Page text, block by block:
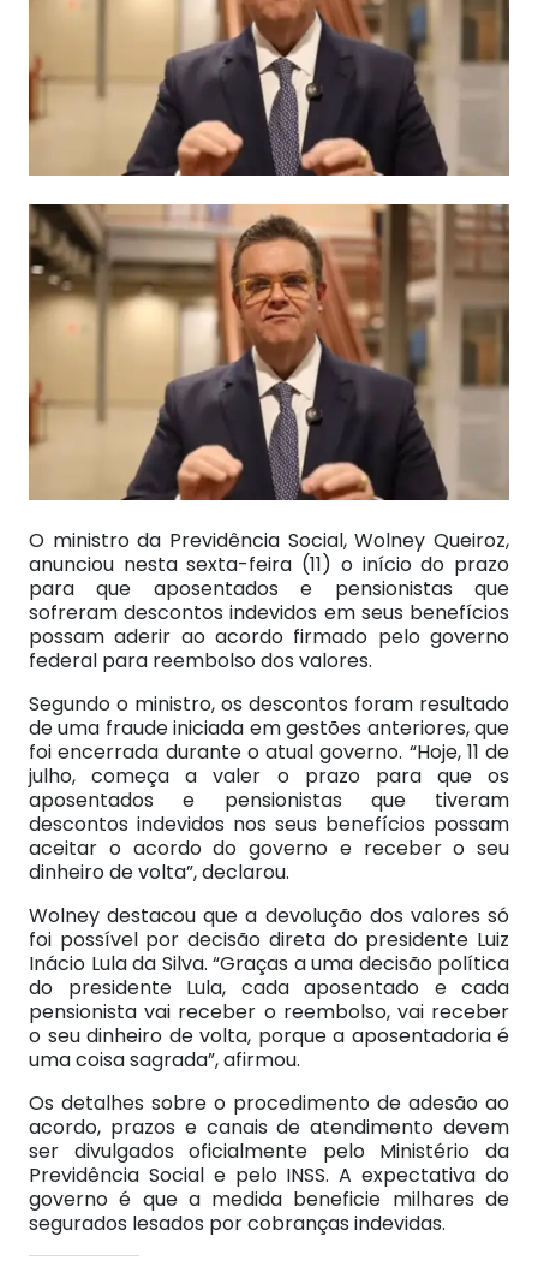
O ministro da Previdência Social, Wolney Queiroz,
anunciou nesta sexta-feira (11) o início do prazo
para que aposentados e pensionistas que
sofreram descontos indevidos em seus benefícios
possam aderir ao acordo firmado pelo governo
federal para reembolso dos valores.
Segundo o ministro, os descontos foram resultado
de uma fraude iniciada em gestões anteriores, que
foi encerrada durante o atual governo. “Hoje, 11 de
julho, começa a valer o prazo para que os
aposentados e pensionistas que tiveram
descontos indevidos nos seus benefícios possam
aceitar o acordo do governo e receber o seu
dinheiro de volta”, declarou.
Wolney destacou que a devolução dos valores só
foi possível por decisão direta do presidente Luiz
Inácio Lula da Silva. “Graças a uma decisão política
do presidente Lula, cada aposentado e cada
pensionista vai receber o reembolso, vai receber
o seu dinheiro de volta, porque a aposentadoria é
uma coisa sagrada”, afirmou.
Os detalhes sobre o procedimento de adesão ao
acordo, prazos e canais de atendimento devem
ser divulgados oficialmente pelo Ministério da
Previdência Social e pelo INSS. A expectativa do
governo é que a medida beneficie milhares de
segurados lesados por cobranças indevidas.